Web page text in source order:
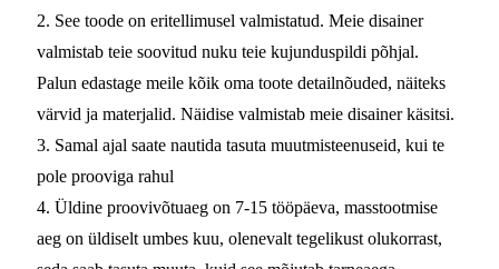
2. See toode on eritellimusel valmistatud. Meie disainer
valmistab teie soovitud nuku teie kujunduspildi põhjal.
Palun edastage meile kõik oma toote detailnõuded, näiteks
värvid ja materjalid. Näidise valmistab meie disainer käsitsi.
3. Samal ajal saate nautida tasuta muutmisteenuseid, kui te
pole prooviga rahul
4. Üldine proovivõtuaeg on 7-15 tööpäeva, masstootmise
aeg on üldiselt umbes kuu, olenevalt tegelikust olukorrast,